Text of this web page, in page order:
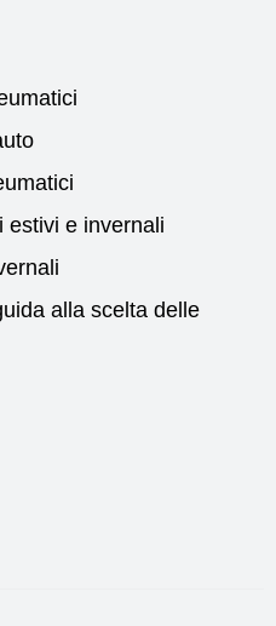
estivi e invernali
alla scelta delle